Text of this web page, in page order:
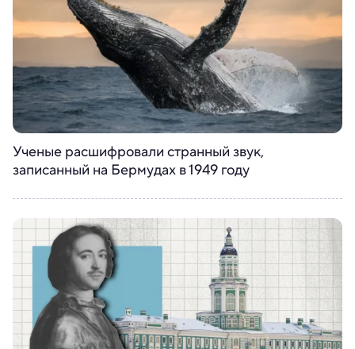
Ученые расшифровали странный звук,
записанный на Бермудах в 1949 году